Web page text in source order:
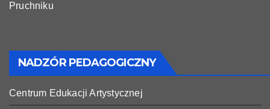
Pruchniku
NADZÓR PEDAGOGICZNY
Centrum Edukacji Artystycznej